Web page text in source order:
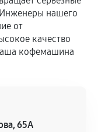
сервисным
не несет.
нашего
от
качество
кофемашина
65А